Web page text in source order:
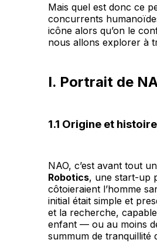
Mais quel est donc ce
concurrents
icône alors qu’on le
nous allons explorer à
I. Portrait de
1.1 Origine et histoire
NAO, c’est avant tout
Robotics, une start-up
côtoieraient l’homme
initial était simple et
et la recherche,
enfant — ou au moins
summum de tranquillité